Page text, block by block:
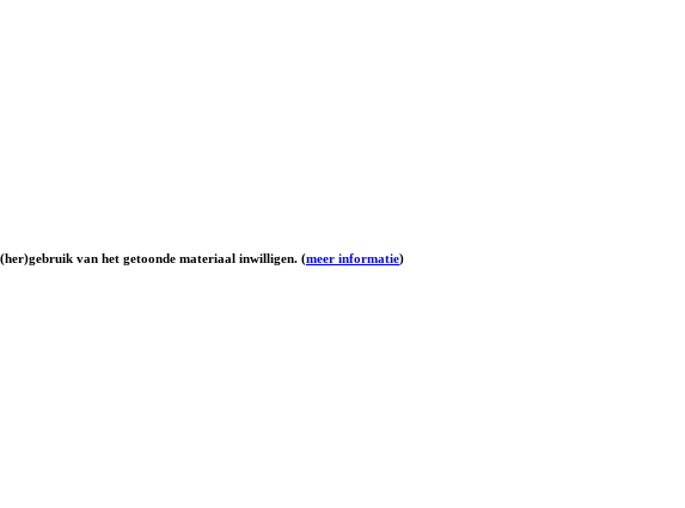
van het getoonde materiaal inwilligen. (meer informatie)